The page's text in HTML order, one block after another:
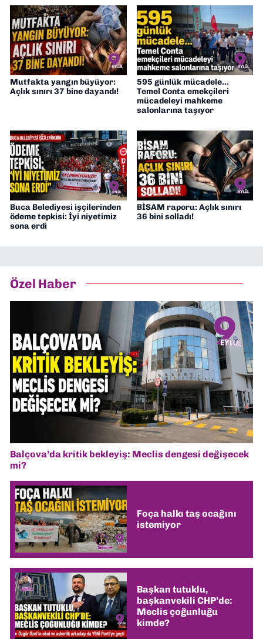
Mutfakta yangın büyüyor:
Açlık sınırı 37 bine dayandı!
595 günlük mücadele...
Temel Conta emekçileri
mücadeleyi mahkeme
salonlarına taşıyor
Buca Belediyesi işçilerinden
ödeme tepkisi: İyi niyetimiz
sona erdi
BİSAM raporu: Açlık sınırı
36 bini solladı!
Özel Haber
Balçova’da kritik bekleyiş: Meclis dengesi değişecek
mi?
Foça halkı taş ocağını
istemiyor
Başkan tutuklu,
başkanvekili CHP’de:
Meclis çoğunluğu
kimde?